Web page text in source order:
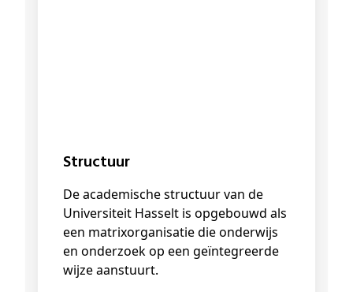
Structuur
De academische structuur van de
Universiteit Hasselt is opgebouwd als
een matrixorganisatie die onderwijs
en onderzoek op een geïntegreerde
wijze aanstuurt.